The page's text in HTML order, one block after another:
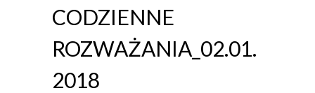
CODZIENNE
ROZWAŻANIA_02.01.
2018